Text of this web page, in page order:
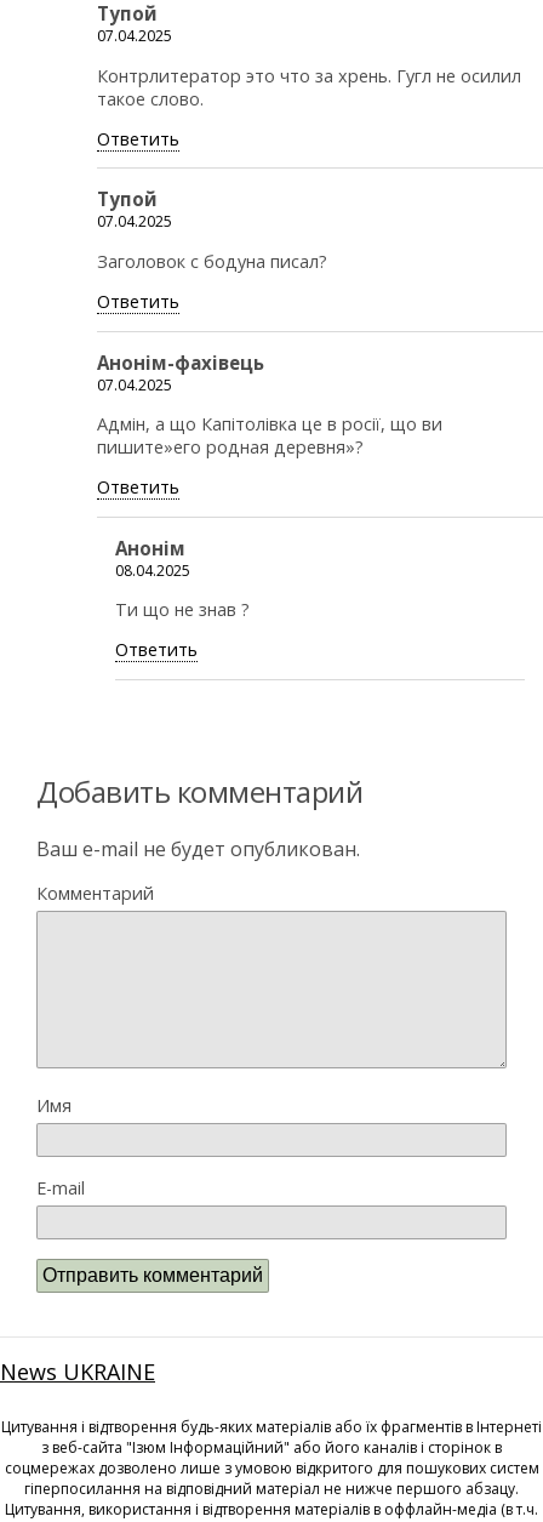
Тупой
07.04.2025
Контрлитератор это что за хрень. Гугл не осилил
такое слово.
Ответить
Тупой
07.04.2025
Заголовок с бодуна писал?
Ответить
Анонім-фахівець
07.04.2025
Адмін, а що Капітолівка це в росії, що ви
пишите»его родная деревня»?
Ответить
Анонiм
08.04.2025
Ти що не знав ?
Ответить
Добавить комментарий
Ваш e-mail не будет опубликован.
Комментарий
Имя
E-mail
News UKRAINE
Цитування і відтворення будь-яких матеріалів або їх фрагментів в Інтернеті
з веб-сайта "Ізюм Інформаційний" або його каналів і сторінок в
соцмережах дозволено лише з умовою відкритого для пошукових систем
гіперпосилання на відповідний матеріал не нижче першого абзацу.
Цитування, використання і відтворення матеріалів в оффлайн-медіа (в т.ч.